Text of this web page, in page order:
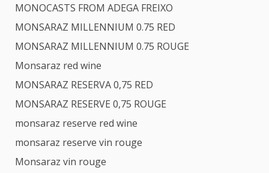
MONOCASTS FROM ADEGA FREIXO
MONSARAZ MILLENNIUM 0.75 RED
MONSARAZ MILLENNIUM 0.75 ROUGE
Monsaraz red wine
MONSARAZ RESERVA 0,75 RED
MONSARAZ RESERVE 0,75 ROUGE
monsaraz reserve red wine
monsaraz reserve vin rouge
Monsaraz vin rouge